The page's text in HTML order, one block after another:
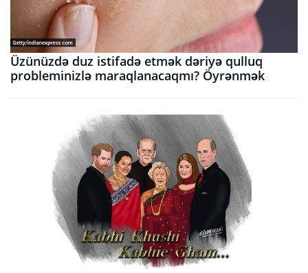
Üzünüzdə duz istifadə etmək dəriyə qulluq
probleminizlə maraqlanacaqmı? Öyrənmək